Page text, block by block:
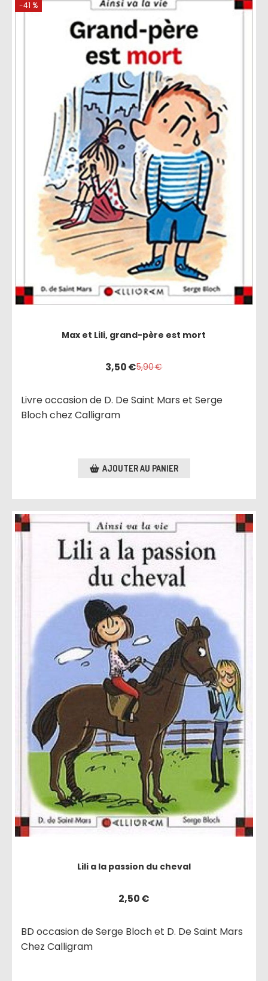
-41 %
Max et Lili, grand-père est mort
3,50€5,90€
Livre occasion de D. De Saint Mars et Serge
Bloch chez Calligram
AJOUTER AU PANIER
Lili a la passion du cheval
2,50€
BD occasion de Serge Bloch et D. De Saint Mars
Chez Calligram